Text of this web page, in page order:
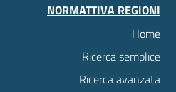
NORMATTIVA REGIONI
Home
Ricerca semplice
Ricerca avanzata